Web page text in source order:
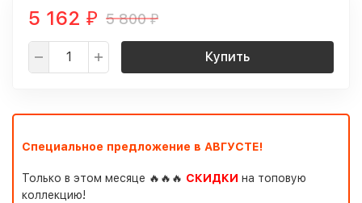
5 162 ₽ 5 800₽
Купить
Специальное предложение в АВГУСТЕ!
Только в этом месяце 🔥🔥🔥 СКИДКИ на топовую
коллекцию!